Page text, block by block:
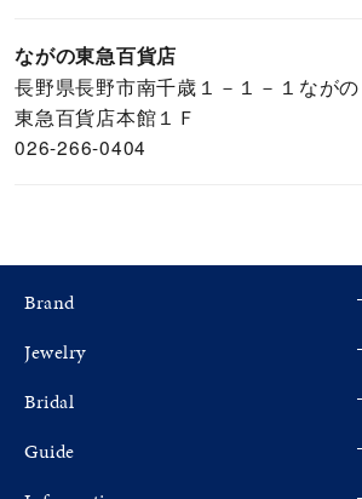
ながの東急百貨店
長野県長野市南千歳１－１－１ながの
東急百貨店本館１Ｆ
026-266-0404
Brand
Jewelry
Bridal
Guide